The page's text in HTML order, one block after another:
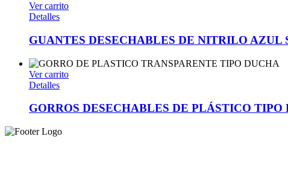
Ver carrito
Detalles
GUANTES DESECHABLES DE NITRILO AZUL
Ver carrito
Detalles
GORROS DESECHABLES DE PLÁSTICO TIPO